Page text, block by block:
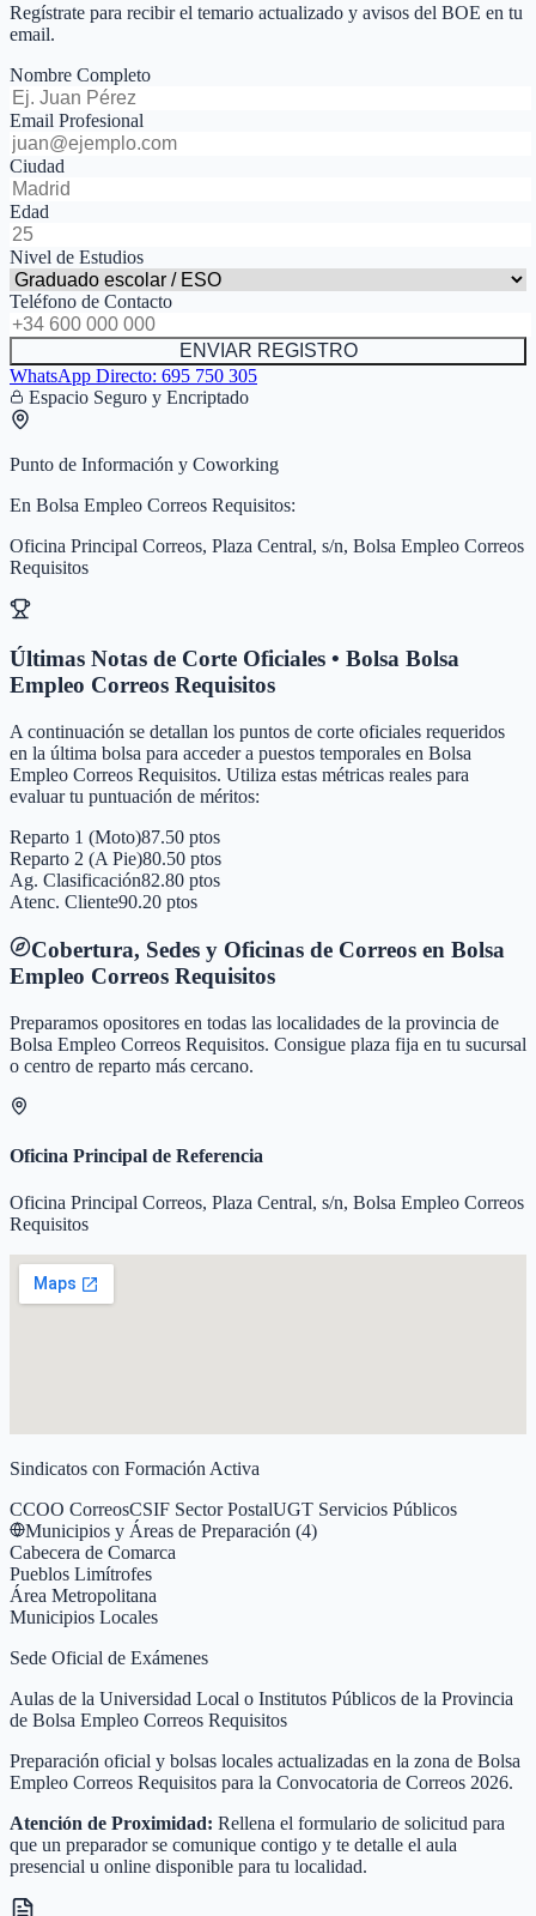
Regístrate para recibir el temario actualizado y avisos del BOE en tu
email.
Nombre Completo
Email Profesional
Ciudad
Edad
Nivel de Estudios
Teléfono de Contacto
ENVIAR REGISTRO
WhatsApp Directo: 695 750 305
Espacio Seguro y Encriptado
Punto de Información y Coworking
En Bolsa Empleo Correos Requisitos:
Oficina Principal Correos, Plaza Central, s/n, Bolsa Empleo Correos
Requisitos
Últimas Notas de Corte Oficiales • Bolsa Bolsa
Empleo Correos Requisitos
A continuación se detallan los puntos de corte oficiales requeridos
en la última bolsa para acceder a puestos temporales en Bolsa
Empleo Correos Requisitos. Utiliza estas métricas reales para
evaluar tu puntuación de méritos:
Reparto 1 (Moto)87.50 ptos
Reparto 2 (A Pie)80.50 ptos
Ag. Clasificación82.80 ptos
Atenc. Cliente90.20 ptos
Cobertura, Sedes y Oficinas de Correos en Bolsa
Empleo Correos Requisitos
Preparamos opositores en todas las localidades de la provincia de
Bolsa Empleo Correos Requisitos. Consigue plaza fija en tu sucursal
o centro de reparto más cercano.
Oficina Principal de Referencia
Oficina Principal Correos, Plaza Central, s/n, Bolsa Empleo Correos
Requisitos
Sindicatos con Formación Activa
CCOO CorreosCSIF Sector PostalUGT Servicios Públicos
Municipios y Áreas de Preparación (4)
Cabecera de Comarca
Pueblos Limítrofes
Área Metropolitana
Municipios Locales
Sede Oficial de Exámenes
Aulas de la Universidad Local o Institutos Públicos de la Provincia
de Bolsa Empleo Correos Requisitos
Preparación oficial y bolsas locales actualizadas en la zona de Bolsa
Empleo Correos Requisitos para la Convocatoria de Correos 2026.
Atención de Proximidad: Rellena el formulario de solicitud para
que un preparador se comunique contigo y te detalle el aula
presencial u online disponible para tu localidad.